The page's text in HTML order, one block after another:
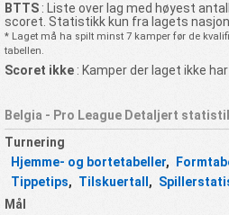
BTTS : Liste over lag med høyest
scoret. Statistikk kun fra lagets
* Laget må ha spilt minst 7 kamper før de
tabellen.
Scoret ikke: Kamper der laget ikke
Belgia - Pro League Detaljert
Turnering
Hjemme- og bortetabeller,
Tippetips, Tilskuertall ,
Mål